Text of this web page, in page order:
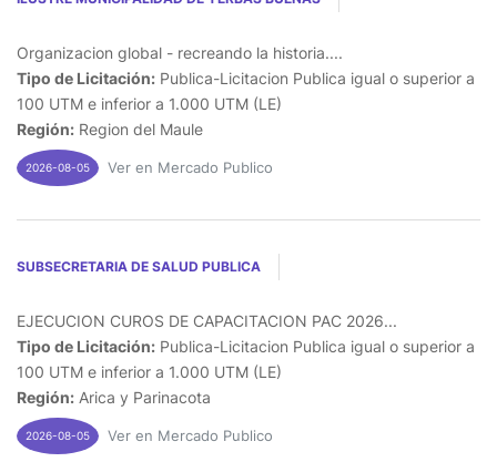
Organizacion global - recreando la historia....
Tipo de Licitación: Publica-Licitacion Publica igual o superior a
100 UTM e inferior a 1.000 UTM (LE)
Región: Region del Maule
2026-08-05 Ver en Mercado Publico
SUBSECRETARIA DE SALUD PUBLICA
EJECUCION CUROS DE CAPACITACION PAC 2026...
Tipo de Licitación: Publica-Licitacion Publica igual o superior a
100 UTM e inferior a 1.000 UTM (LE)
Región: Arica y Parinacota
2026-08-05 Ver en Mercado Publico